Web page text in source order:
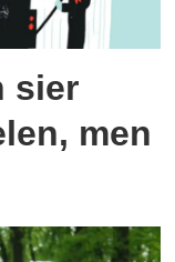
sier
men